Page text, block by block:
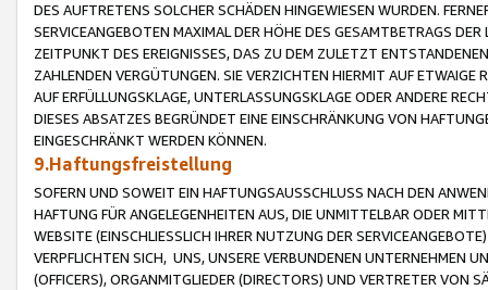
DES AUFTRETENS SOLCHER SCHÄDEN HINGEWIESEN WURDEN.
SERVICEANGEBOTEN MAXIMAL DER HÖHE DES GESAMTBETRAGS
ZEITPUNKT DES EREIGNISSES, DAS ZU DEM ZULETZT
ZAHLENDEN VERGÜTUNGEN. SIE VERZICHTEN HIERMIT AUF
AUF ERFÜLLUNGSKLAGE, UNTERLASSUNGSKLAGE ODER ANDERE
DIESES ABSATZES BEGRÜNDET EINE EINSCHRÄNKUNG VON
EINGESCHRÄNKT WERDEN KÖNNEN.
9.Haftungsfreistellung
SOFERN UND SOWEIT EIN HAFTUNGSAUSSCHLUSS NACH DEN
HAFTUNG FÜR ANGELEGENHEITEN AUS, DIE UNMITTELBAR ODER
WEBSITE (EINSCHLIESSLICH IHRER NUTZUNG DER
VERPFLICHTEN SICH, UNS, UNSERE VERBUNDENEN UNTERNEHMEN
(OFFICERS), ORGANMITGLIEDER (DIRECTORS) UND VERTRETER VON